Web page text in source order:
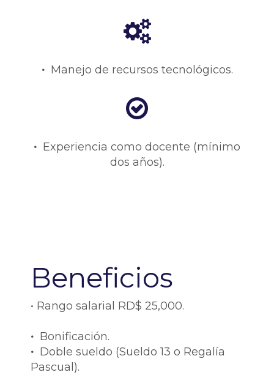
•Manejo de recursos tecnológicos.
• Experiencia como docente (mínimo
dos años).
Beneficios
• Rango salarial RD$ 25,000.
• Bonificación.
• Doble sueldo (Sueldo 13 o Regalía
Pascual).